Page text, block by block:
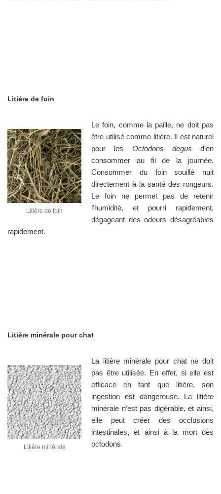
Litière de foin
Litière de foin
Le foin, comme la paille, ne doit pas
être utilisé comme litière. Il est naturel
pour les Octodons degus d’en
consommer au fil de la journée.
Consommer du foin souillé nuit
directement à la santé des rongeurs.
Le foin ne permet pas de retenir
l’humidité, et pourri rapidement,
dégageant des odeurs désagréables
rapidement.
Litière minérale pour chat
Litière minérale
La litière minérale pour chat ne doit
pas être utilisée. En effet, si elle est
efficace en tant que litière, son
ingestion est dangereuse. La litière
minérale n’est pas digérable, et ainsi,
elle peut créer des occlusions
intestinales, et ainsi à la mort des
octodons.